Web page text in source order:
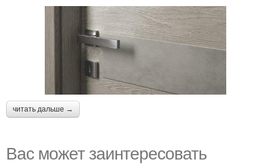
Шпонированные двери
Двери с различными
стилями
Дверь в серый цвет
читать дальше →
Вас может заинтересовать